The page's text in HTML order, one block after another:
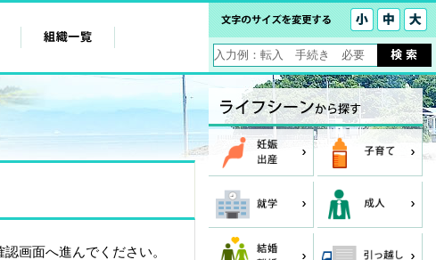
画面へ進んでください。